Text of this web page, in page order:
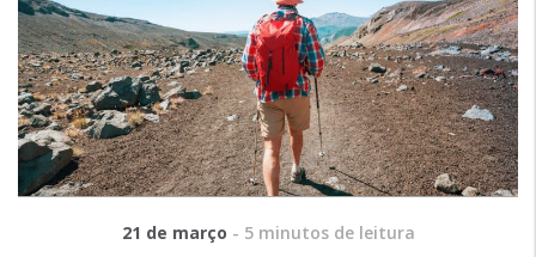
21 de março - 5 minutos de leitura